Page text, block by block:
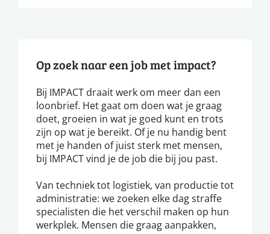
Op zoek naar een job met impact?
Bij IMPACT draait werk om meer dan een
loonbrief. Het gaat om doen wat je graag
doet, groeien in wat je goed kunt en trots
zijn op wat je bereikt. Of je nu handig bent
met je handen of juist sterk met mensen,
bij IMPACT vind je de job die bij jou past.
Van techniek tot logistiek, van productie tot
administratie: we zoeken elke dag straffe
specialisten die het verschil maken op hun
werkplek. Mensen die graag aanpakken,